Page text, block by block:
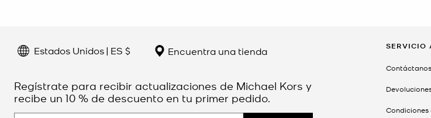
Estados Unidos | ES $ Encuentra una tienda
Regístrate para recibir actualizaciones de Michael Kors y
recibe un 10 % de descuento en tu primer pedido.
SERVICIO
Contáctanos
Condiciones